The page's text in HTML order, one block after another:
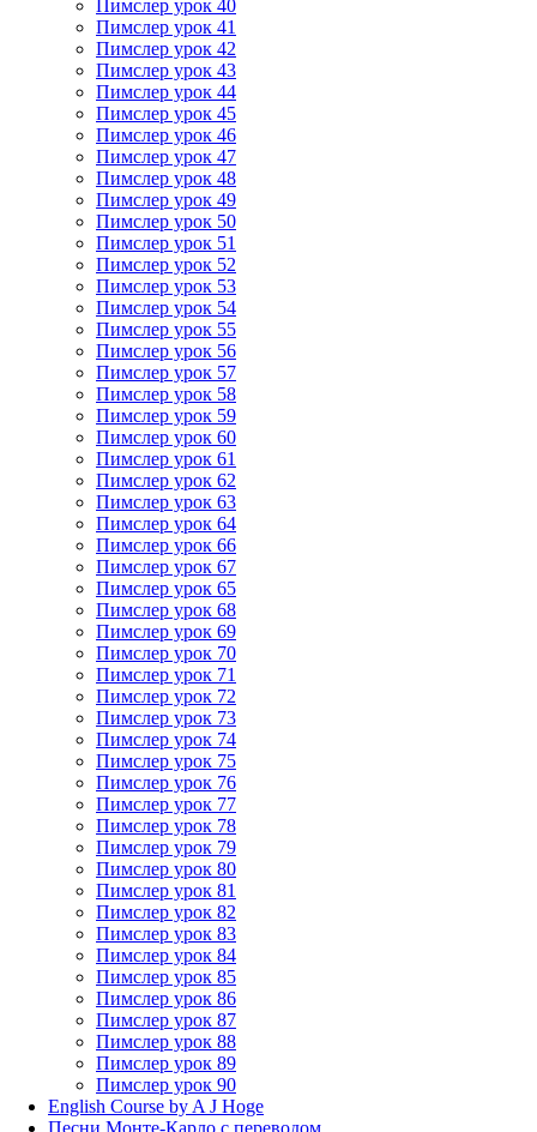
Пимслер урок 40
Пимслер урок 41
Пимслер урок 42
Пимслер урок 43
Пимслер урок 44
Пимслер урок 45
Пимслер урок 46
Пимслер урок 47
Пимслер урок 48
Пимслер урок 49
Пимслер урок 50
Пимслер урок 51
Пимслер урок 52
Пимслер урок 53
Пимслер урок 54
Пимслер урок 55
Пимслер урок 56
Пимслер урок 57
Пимслер урок 58
Пимслер урок 59
Пимслер урок 60
Пимслер урок 61
Пимслер урок 62
Пимслер урок 63
Пимслер урок 64
Пимслер урок 66
Пимслер урок 67
Пимслер урок 65
Пимслер урок 68
Пимслер урок 69
Пимслер урок 70
Пимслер урок 71
Пимслер урок 72
Пимслер урок 73
Пимслер урок 74
Пимслер урок 75
Пимслер урок 76
Пимслер урок 77
Пимслер урок 78
Пимслер урок 79
Пимслер урок 80
Пимслер урок 81
Пимслер урок 82
Пимслер урок 83
Пимслер урок 84
Пимслер урок 85
Пимслер урок 86
Пимслер урок 87
Пимслер урок 88
Пимслер урок 89
Пимслер урок 90
English Course by A J Hoge
Песни Монте-Карло с переводом